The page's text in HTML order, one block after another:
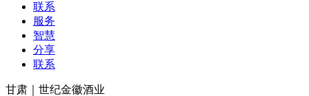
联系
服务
智慧
分享
联系
甘肃｜世纪金徽酒业